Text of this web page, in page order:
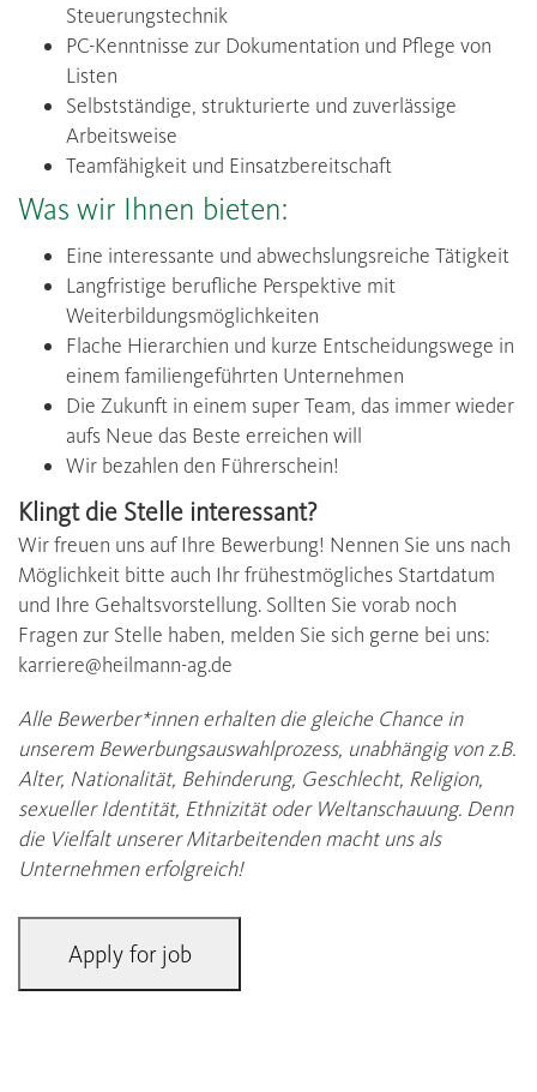
Steuerungstechnik
PC-Kenntnisse zur Dokumentation und Pflege von
Listen
Selbstständige, strukturierte und zuverlässige
Arbeitsweise
Teamfähigkeit und Einsatzbereitschaft
Was wir Ihnen bieten:
Eine interessante und abwechslungsreiche Tätigkeit
Langfristige berufliche Perspektive mit
Weiterbildungsmöglichkeiten
Flache Hierarchien und kurze Entscheidungswege in
einem familiengeführten Unternehmen
Die Zukunft in einem super Team, das immer wieder
aufs Neue das Beste erreichen will
Wir bezahlen den Führerschein!
Klingt die Stelle interessant?
Wir freuen uns auf Ihre Bewerbung! Nennen Sie uns nach
Möglichkeit bitte auch Ihr frühestmögliches Startdatum
und Ihre Gehaltsvorstellung. Sollten Sie vorab noch
Fragen zur Stelle haben, melden Sie sich gerne bei uns:
karriere@heilmann-ag.de
Alle Bewerber*innen erhalten die gleiche Chance in
unserem Bewerbungsauswahlprozess, unabhängig von z.B.
Alter, Nationalität, Behinderung, Geschlecht, Religion,
sexueller Identität, Ethnizität oder Weltanschauung. Denn
die Vielfalt unserer Mitarbeitenden macht uns als
Unternehmen erfolgreich!